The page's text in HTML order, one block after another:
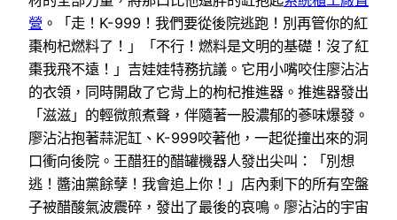
營 。「走！K-999！我們要從後院逃跑！別再管你的紅
棗枸杞燃料了！」「不行！燃料是文明的基礎！沒了紅
棗我飛不遠！」吉娃娃特務抗議。它用小嘴咬住廖沾沾
的衣領，同時開啟了它背上的枸杞推進器。推進器發出
「滋滋」的輕微煎煮聲，伴隨著一股濃郁的蔘味爆發。
廖沾沾抱著蒜泥缸、K-999咬著他，一起從撞出來的洞
口衝向後院。王醋狂的醋罐機器人發出尖叫：「別想
逃！醬油黨餘孽！我會追上你！」店內剩下的所有空盤
子被醋酸氣波震碎，發出了最後的哀鳴。廖沾沾的宇宙